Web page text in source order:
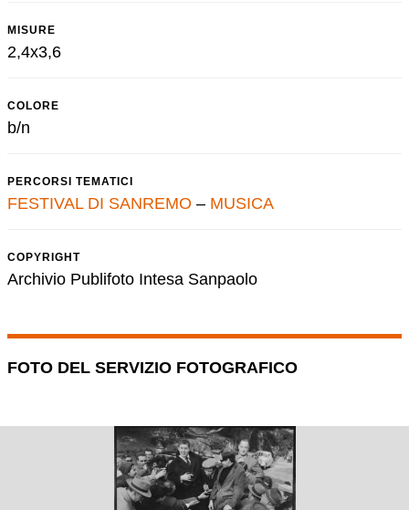
MISURE
2,4x3,6
COLORE
b/n
PERCORSI TEMATICI
FESTIVAL DI SANREMO – MUSICA
COPYRIGHT
Archivio Publifoto Intesa Sanpaolo
FOTO DEL SERVIZIO FOTOGRAFICO